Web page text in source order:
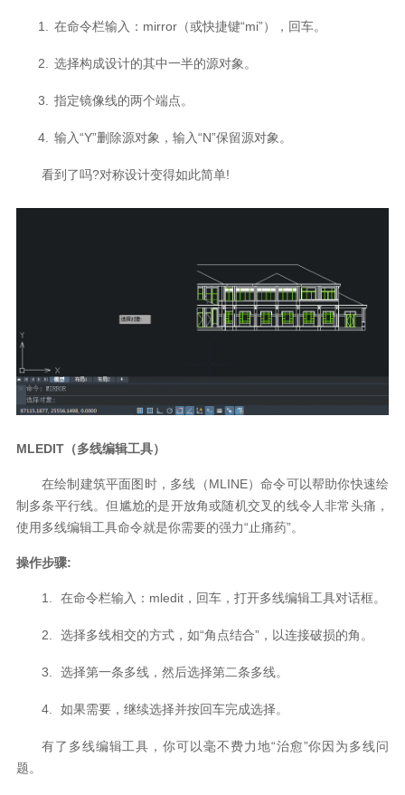
1. 在命令栏输入： mirror（或快捷键“mi”），回车。
2. 选择构成设计的其中一半的源对象。
3. 指定镜像线的两个端点。
4. 输入“Y”删除源对象，输入“N”保留源对象。
看到了吗?对称设计变得如此简单!
MLEDIT（多线编辑工具）
在绘制建筑平面图时，多线（MLINE）命令可以帮助你快速绘
制多条平行线。但尴尬的是开放角或随机交叉的线令人非常头痛，
使用多线编辑工具命令就是你需要的强力“止痛药”。
操作步骤:
1. 在命令栏输入： mledit，回车，打开多线编辑工具对话框。
2. 选择多线相交的方式，如“角点结合”，以连接破损的角。
3. 选择第一条多线， 然后选择第二条多线。
4. 如果需要，继续选择并按回车完成选择。
有了 多线编辑工具 ，你可以毫不费力地“治愈”你因为多线问
题。